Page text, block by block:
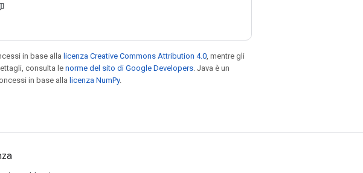
in base alla licenza Creative Commons Attribution 4.0 , mentre gli
consulta lenorme del sito di Google Developers . Java è un
in base alla licenza NumPy.